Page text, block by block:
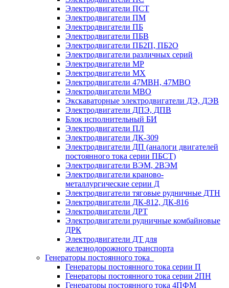
Электродвигатели ПСТ
Электродвигатели ПМ
Электродвигатели ПБ
Электродвигатели ПБВ
Электродвигатели ПБ2П, ПБ2О
Электродвигатели различных серий
Электродвигатели МР
Электродвигатели MX
Электродвигатели 47MBH, 47МВО
Электродвигатели MBO
Экскаваторные электродвигатели ДЭ, ДЭВ
Электродвигатели ДПЭ, ДПВ
Блок исполнительный БИ
Электродвигатели ПЛ
Электродвигатели ДК-309
Электродвигатели ДП (аналоги двигателей
постоянного тока серии ПБСТ)
Электродвигатели ВЭМ, 2ВЭМ
Электродвигатели краново-
металлургические серии Д
Электродвигатели тяговые рудничные ДТН
Электродвигатели ДК-812, ДК-816
Электродвигатели ДРТ
Электродвигатели рудничные комбайновые
ДРК
Электродвигатели ДТ для
железнодорожного транспорта
Генераторы постоянного тока
Генераторы постоянного тока серии П
Генераторы постоянного тока серии 2ПН
Генераторы постоянного тока 4ПФМ